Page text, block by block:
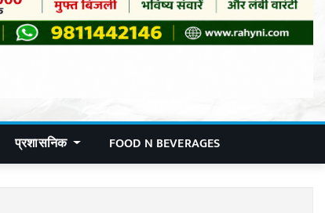
प्रशासनिक FOOD N BEVERAGES